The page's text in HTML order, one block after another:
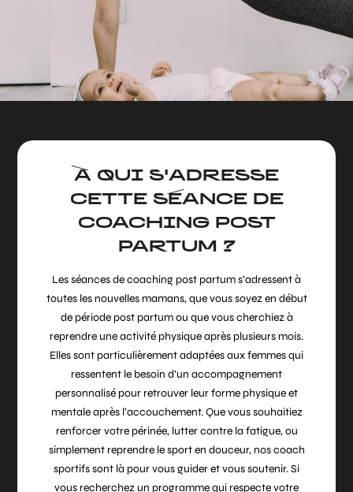
À QUI S'ADRESSE
CETTE SÉANCE DE
COACHING POST
PARTUM ?
Les séances de coaching post partum s’adressent à
toutes les nouvelles mamans, que vous soyez en début
de période post partum ou que vous cherchiez à
reprendre une activité physique après plusieurs mois.
Elles sont particulièrement adaptées aux femmes qui
ressentent le besoin d’un accompagnement
personnalisé pour retrouver leur forme physique et
mentale après l’accouchement. Que vous souhaitiez
renforcer votre périnée, lutter contre la fatigue, ou
simplement reprendre le sport en douceur, nos coach
sportifs sont là pour vous guider et vous soutenir. Si
vous recherchez un programme qui respecte votre